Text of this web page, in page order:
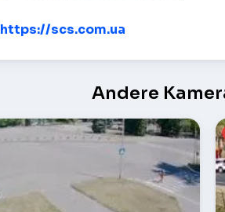
https://scs.com.ua
Andere